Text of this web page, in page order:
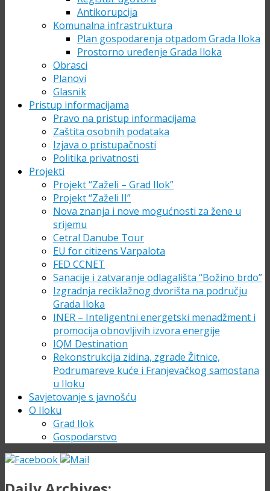
Antikorupcija
Komunalna infrastruktura
Plan gospodarenja otpadom Grada Iloka
Prostorno uređenje Grada Iloka
Obrasci
Planovi
Glasnik
Pristup informacijama
Pravo na pristup informacijama
Zaštita osobnih podataka
Izjava o pristupačnosti
Politika privatnosti
Projekti
Projekt “Zaželi – Grad Ilok”
Projekt “Zaželi II”
Nova znanja i nove mogućnosti za žene u
srijemu
Cetral Danube Tour
EU for citizens Varpalota
FED CCNET
Sanacije i zatvaranje odlagališta “Božino brdo”
Izgradnja reciklažnog dvorišta na području
Grada Iloka
INER – Inteligentni energetski menadžment i
promocija obnovljivih izvora energije
IQM Destination
Rekonstrukcija zidina, zgrade Žitnice,
Podrumareve kuće i Franjevačkog samostana
u Iloku
Savjetovanje s javnošću
O Iloku
Grad Ilok
Gospodarstvo